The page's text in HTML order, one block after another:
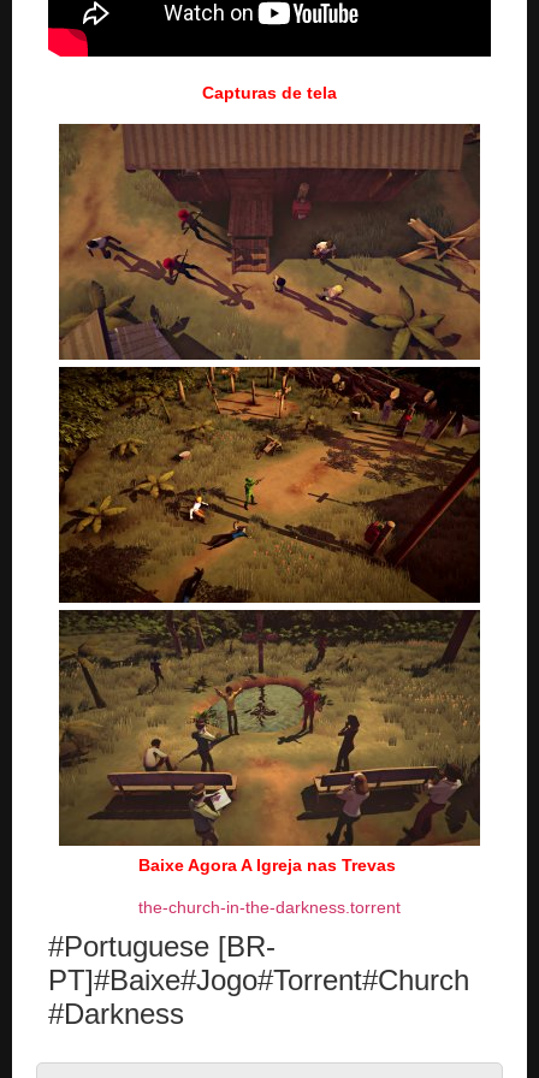
Capturas de tela
Baixe Agora A Igreja nas Trevas
the-church-in-the-darkness.torrent
#Portuguese [BR-
PT]#Baixe#Jogo#Torrent#Church
#Darkness